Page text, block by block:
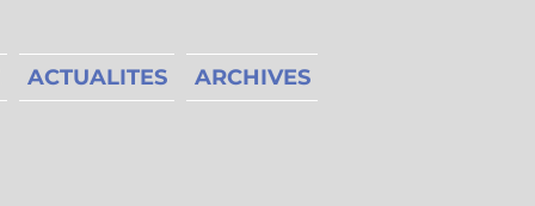
ACTUALITES ARCHIVES